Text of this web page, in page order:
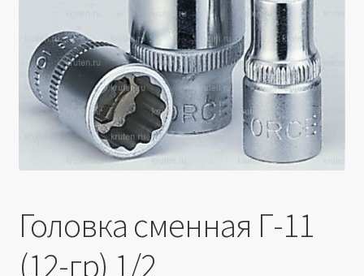
Производители
Юридические данные
Головка сменная Г-11
(12-гр) 1/2